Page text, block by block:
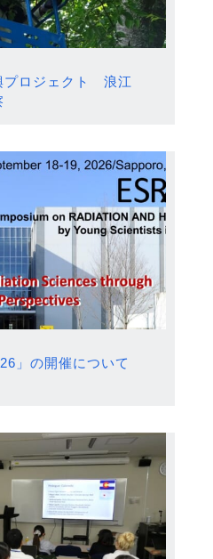
プロジェクト 浪江
」の開催について